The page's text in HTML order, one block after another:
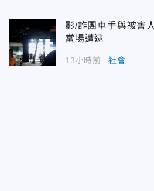
影/詐團車手與被害
當場遭逮
13小時前 社會